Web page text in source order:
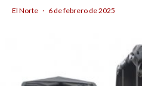
El Norte · 6 de febrero de 2025